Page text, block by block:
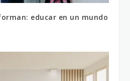
educar en un mundo